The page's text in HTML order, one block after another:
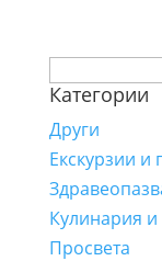
за:
Категории
Други
Екскурзии и
Кулинария и
Просвета